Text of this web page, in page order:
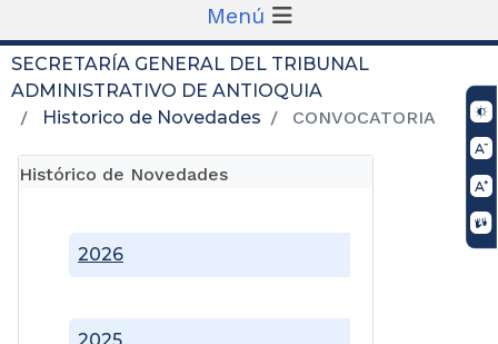
Menú
SECRETARÍA GENERAL DEL TRIBUNAL
ADMINISTRATIVO DE ANTIOQUIA
Historico de Novedades
CONVOCATORIA
Histórico de Novedades
2026